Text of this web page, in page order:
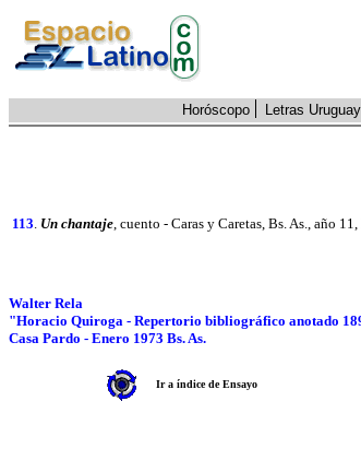
Horóscopo Letras Uruguay
113. Un chantaje, cuento - Caras y Caretas, Bs. As., año
Walter Rela
"Horacio Quiroga - Repertorio bibliográfico anotado
Casa Pardo - Enero 1973 Bs. As.
Ir a índice de Ensayo